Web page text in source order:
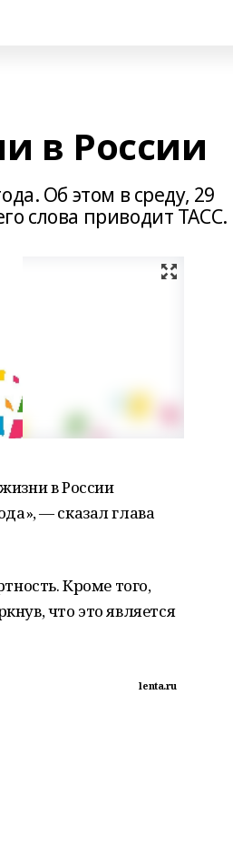
в России
Об этом в среду, 29
слова приводит ТАСС.
в России
— сказал глава
Кроме того,
что это является
lenta.ru